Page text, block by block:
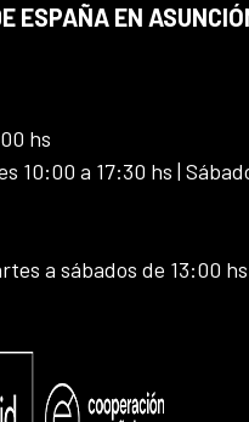
ESPAÑA EN
hs
10:00 a 17:30 hs |
a sábados de 13:00